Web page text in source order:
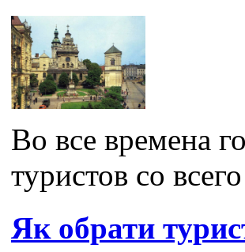
Во все времена
туристов со
Як обрати